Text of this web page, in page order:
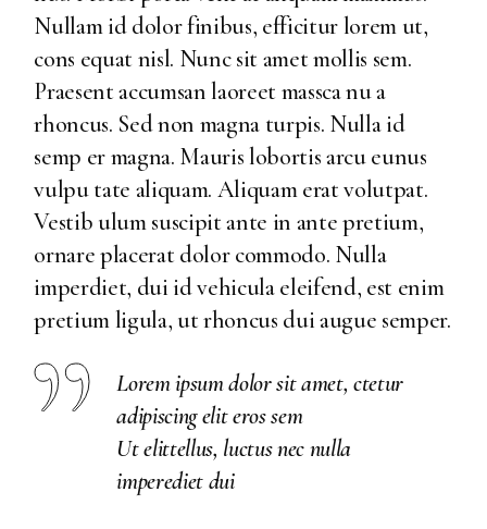
Nullam id dolor finibus, efficitur lorem ut,
cons equat nisl. Nunc sit amet mollis sem.
Praesent accumsan laoreet massca nu a
rhoncus. Sed non magna turpis. Nulla id
semp er magna. Mauris lobortis arcu eunus
vulpu tate aliquam. Aliquam erat volutpat.
Vestib ulum suscipit ante in ante pretium,
ornare placerat dolor commodo. Nulla
imperdiet, dui id vehicula eleifend, est enim
pretium ligula, ut rhoncus dui augue semper.
Lorem ipsum dolor sit amet, ctetur
adipiscing elit eros sem
Ut elittellus, luctus nec nulla
imperediet dui